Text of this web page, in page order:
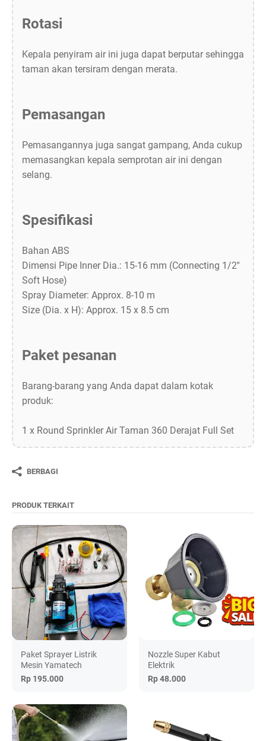
Rotasi
Kepala penyiram air ini juga dapat berputar sehingga
taman akan tersiram dengan merata.
Pemasangan
Pemasangannya juga sangat gampang, Anda cukup
memasangkan kepala semprotan air ini dengan
selang.
Spesifikasi
Bahan ABS
Dimensi Pipe Inner Dia.: 15-16 mm (Connecting 1/2''
Soft Hose)
Spray Diameter: Approx. 8-10 m
Size (Dia. x H): Approx. 15 x 8.5 cm
Paket pesanan
Barang-barang yang Anda dapat dalam kotak
produk:
1 x Round Sprinkler Air Taman 360 Derajat Full Set
BERBAGI
PRODUK TERKAIT
Paket Sprayer Listrik
Mesin Yamatech
Rp 195.000
Nozzle Super Kabut
Elektrik
Rp 48.000